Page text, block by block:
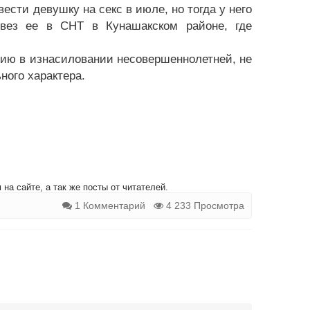
девушку на секс в июле, но тогда у него
ее в СНТ в Кунашакском районе, где
в изнасиловании несовершеннолетней, не
характера.
сайте, а так же посты от читателей.
1 Комментарий 4 233 Просмотра